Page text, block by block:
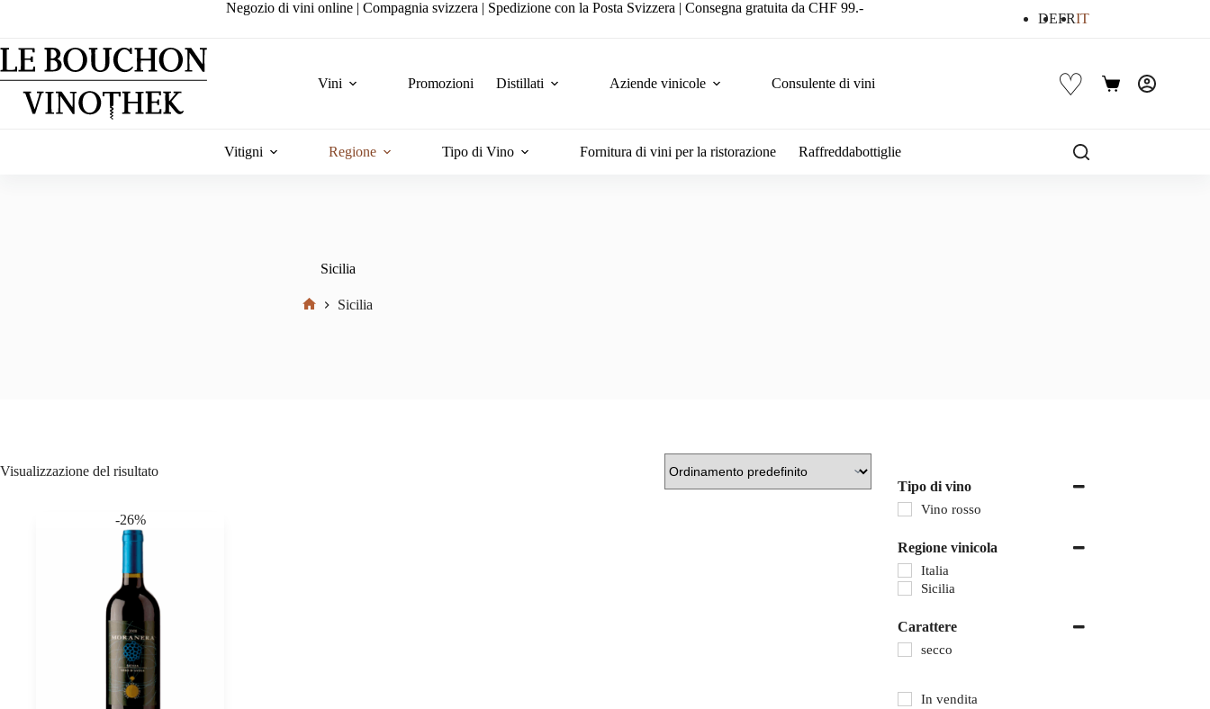
Negozio di vini online | Compagnia svizzera | Spedizione con la Posta Svizzera | Consegna gratuita da CHF 99.-
DEFRIT
Vini Promozioni Distillati Aziende vinicole Consulente di vini ♡ Carrello
Vitigni Regione Tipo di Vino Fornitura di vini per la ristorazione Raffreddabottiglie
Sicilia
Sicilia
Visualizzazione del risultato
-26%
Tipo di vino
Vino rosso
Regione vinicola
Italia
Sicilia
Carattere
secco
In vendita